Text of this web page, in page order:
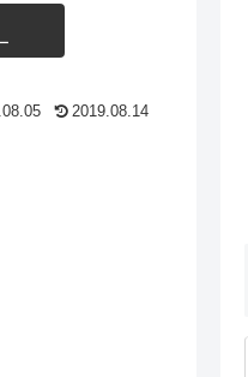
2019.08.14